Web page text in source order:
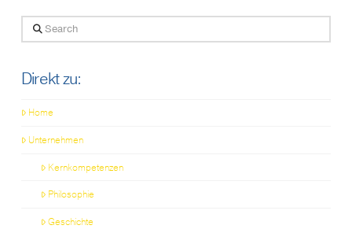
Search
Direkt zu:
Home
Unternehmen
Kernkompetenzen
Philosophie
Geschichte